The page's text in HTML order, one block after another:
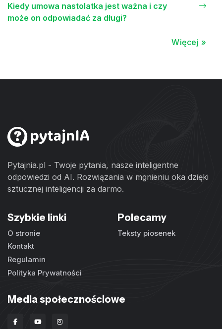
Kiedy umowa nastolatka jest ważna i czy
może on odpowiadać za długi?
Więcej »
Pytajnia.pl - Twoje pytania, nasze inteligentne
odpowiedzi od AI. Rozwiązania w mgnieniu oka dzięki
sztucznej inteligencji za darmo.
Szybkie linki
O stronie
Kontakt
Regulamin
Polityka Prywatności
Polecamy
Teksty piosenek
Media społecznościowe